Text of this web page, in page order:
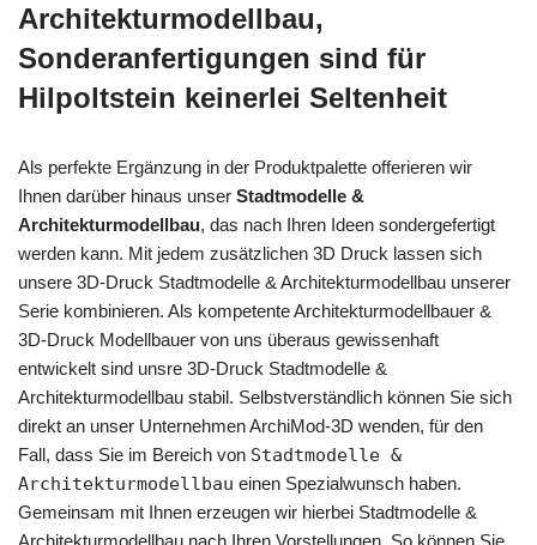
Architekturmodellbau,
Sonderanfertigungen sind für
Hilpoltstein keinerlei Seltenheit
Als perfekte Ergänzung in der Produktpalette offerieren wir
Ihnen darüber hinaus unser Stadtmodelle &
Architekturmodellbau, das nach Ihren Ideen sondergefertigt
werden kann. Mit jedem zusätzlichen 3D Druck lassen sich
unsere 3D-Druck Stadtmodelle & Architekturmodellbau unserer
Serie kombinieren. Als kompetente Architekturmodellbauer &
3D-Druck Modellbauer von uns überaus gewissenhaft
entwickelt sind unsre 3D-Druck Stadtmodelle &
Architekturmodellbau stabil. Selbstverständlich können Sie sich
direkt an unser Unternehmen ArchiMod-3D wenden, für den
Fall, dass Sie im Bereich von Stadtmodelle &
Architekturmodellbau einen Spezialwunsch haben.
Gemeinsam mit Ihnen erzeugen wir hierbei Stadtmodelle &
Architekturmodellbau nach Ihren Vorstellungen. So können Sie